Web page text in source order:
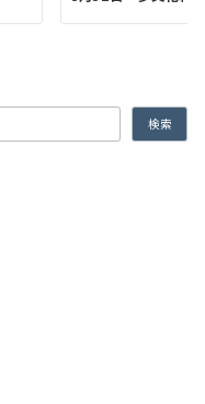
検索